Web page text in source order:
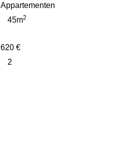
Appartementen
45m2
620 €
2